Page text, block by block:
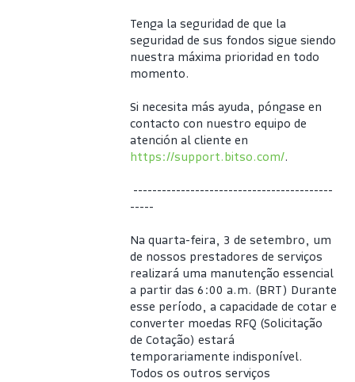
Tenga la seguridad de que la
seguridad de sus fondos sigue siendo
nuestra máxima prioridad en todo
momento.
Si necesita más ayuda, póngase en
contacto con nuestro equipo de
https://support.bitso.com/.
-----
Na quarta-feira, 3 de setembro, um
de nossos prestadores de serviços
realizará uma manutenção essencial
a partir das 6:00 a.m. (BRT) Durante
esse período, a capacidade de cotar e
converter moedas RFQ (Solicitação
de Cotação) estará
temporariamente indisponível.
Todos os outros serviços